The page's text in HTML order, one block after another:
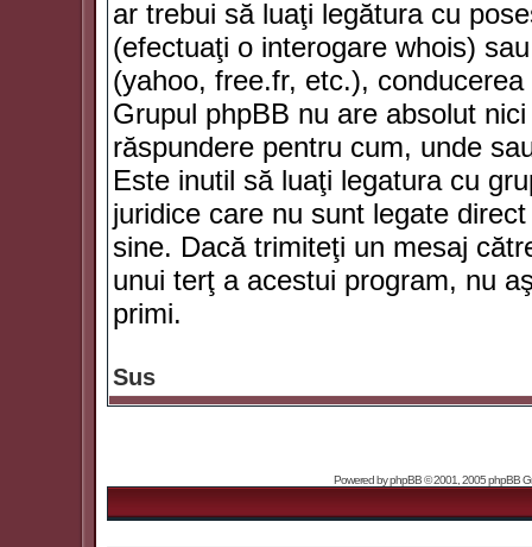
ar trebui să luaţi legătura cu
(efectuaţi o interogare whois)
(yahoo, free.fr, etc.),
Grupul phpBB nu are absolut
răspundere pentru cum, unde
Este inutil să luaţi legatura cu
juridice care nu sunt legate
sine. Dacă trimiteţi un mesaj
unui terţ a acestui program, nu
primi.
Sus
Powered byphpBB© 2001, 2005 phpBB